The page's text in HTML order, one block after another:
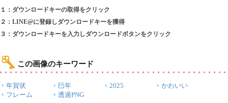
１：ダウンロードキーの取得をクリック
２：LINE@に登録しダウンロードキーを獲得
３：ダウンロードキーを入力しダウンロードボタンをクリック
この画像のキーワード
年賀状 巳年 2025
かわいい
フレーム
透過PNG